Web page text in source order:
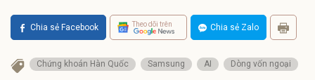
Chia sẻ Facebook Theo dõi trên Chia sẻ Zalo
Chứng khoán Hàn Quốc Samsung AI Dòng vốn ngoại